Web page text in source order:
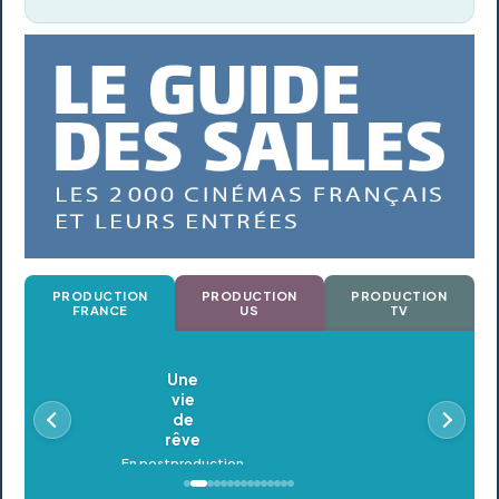
PRODUCTION
FRANCE
PRODUCTION
US
PRODUCTION
TV
Oldeupe
En postproduction